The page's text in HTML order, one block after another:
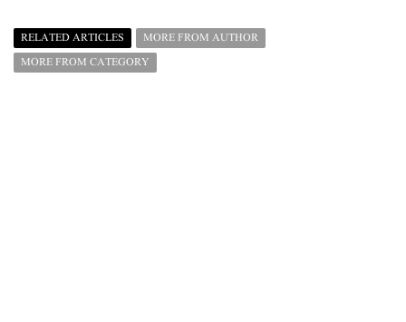
RELATED ARTICLES
MORE FROM AUTHOR
MORE FROM CATEGORY